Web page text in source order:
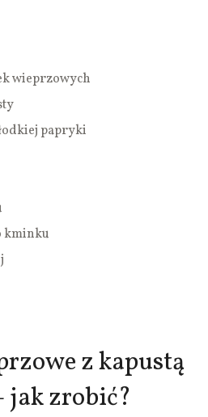
wieprzowych
papryki
kminku
z kapustą
jak zrobić?